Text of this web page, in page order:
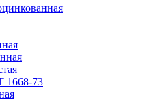
1668-73